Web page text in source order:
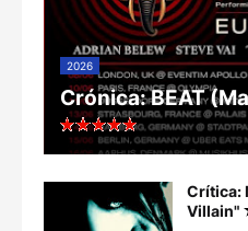
2026
Crónica: BEAT
Crítica:
Villain"